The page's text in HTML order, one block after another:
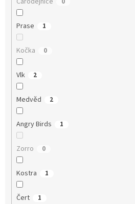
Prase 1
Kočka 0
Vlk 2
Medvěd 2
Angry Birds 1
Zorro 0
Kostra 1
Čert 1